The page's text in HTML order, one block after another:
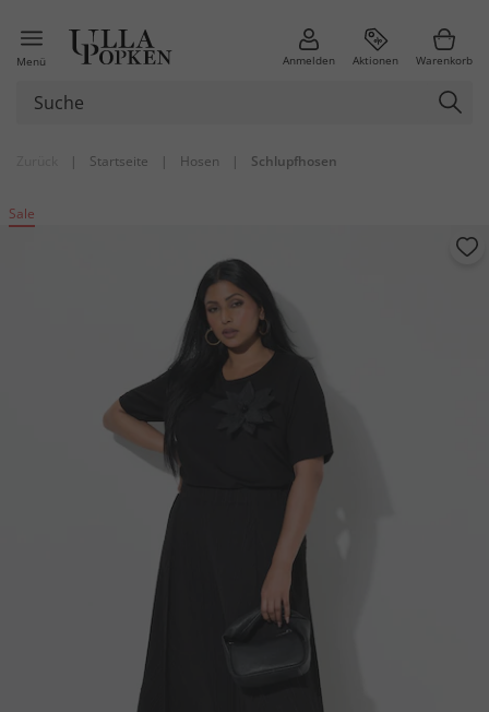
Menü Anmelden Aktionen Warenkorb
| Startseite | Hosen | Schlupfhosen
Sale